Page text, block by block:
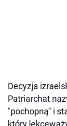
Decyzja
Patriarchat
"pochopną" i
który